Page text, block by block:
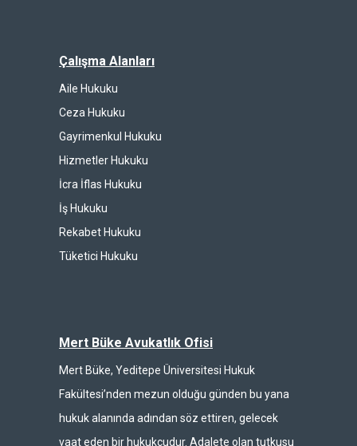
Çalışma Alanları
Aile Hukuku
Ceza Hukuku
Gayrimenkul Hukuku
Hizmetler Hukuku
İcra İflas Hukuku
İş Hukuku
Rekabet Hukuku
Tüketici Hukuku
Mert Büke Avukatlık Ofisi
Mert Büke, Yeditepe Üniversitesi Hukuk
Fakültesi’nden mezun olduğu günden bu yana
hukuk alanında adından söz ettiren, gelecek
vaat eden bir hukukçudur. Adalete olan tutkusu